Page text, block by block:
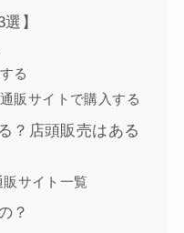
】
る
販サイトで購入する
？店頭販売はある
サイト一覧
？